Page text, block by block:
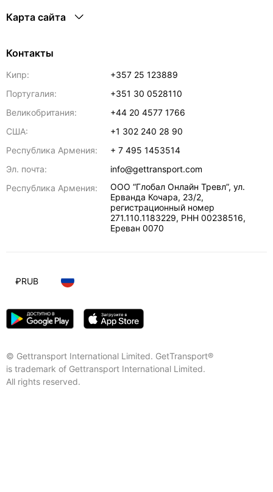
Карта сайта
Контакты
Кипр:
+357 25 123889
Португалия:
+351 30 0528110
Великобритания:
+44 20 4577 1766
США:
+1 302 240 28 90
Республика Армения:
+ 7 495 1453514
Эл. почта:
info@gettransport.com
Республика Армения:
ООО “Глобал Онлайн Тревл”, ул.
Ерванда Кочара, 23/2,
регистрационный номер
271.110.1183229, РНН 00238516,
Ереван 0070
© Gettransport International Limited. GetTransport®
is trademark of Gettransport International Limited.
All rights reserved.
₽RUB